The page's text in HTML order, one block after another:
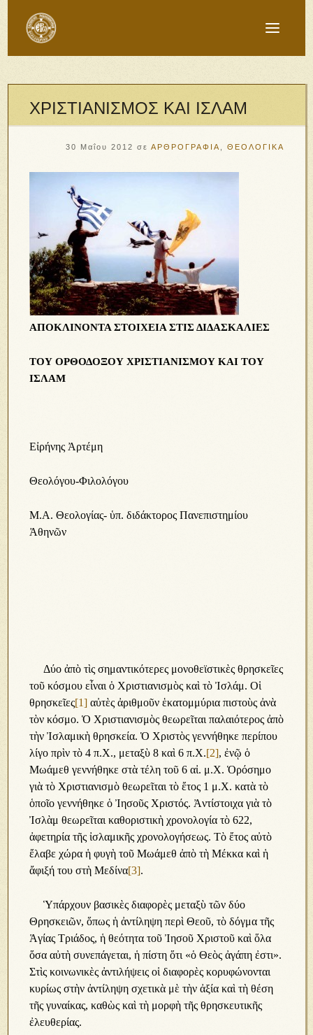
ΧΡΙΣΤΙΑΝΙΣΜΟΣ ΚΑΙ ΙΣΛΑΜ
30 Μαΐου 2012 σε ΑΡΘΡΟΓΡΑΦΙΑ ΘΕΟΛΟΓΙΚΑ
ΑΠΟΚΛΙΝΟΝΤΑ ΣΤΟΙΧΕΙΑ ΣΤΙΣ ΔΙΔΑΣΚΑΛΙΕΣ
ΤΟΥ ΟΡΘΟΔΟΞΟΥ ΧΡΙΣΤΙΑΝΙΣΜΟΥ ΚΑΙ ΤΟΥ
ΙΣΛΑΜ
Εἰρήνης Ἀρτέμη
Θεολόγου-Φιλολόγου
Μ.Α. Θεολογίας- ὑπ. διδάκτορος Πανεπιστημίου
Ἀθηνῶν
Δύο ἀπὸ τὶς σημαντικότερες μονοθεϊστικὲς θρησκεῖες
τοῦ κόσμου εἶναι ὁ Χριστιανισμὸς καὶ τὸ Ἰσλάμ. Οἱ
θρησκεῖες[1] αὐτὲς ἀριθμοῦν ἑκατομμύρια πιστοὺς ἀνὰ
τὸν κόσμο. Ὁ Χριστιανισμὸς θεωρεῖται παλαιότερος ἀπὸ
τὴν Ἰσλαμικὴ θρησκεία. Ὁ Χριστὸς γεννήθηκε περίπου
λίγο πρὶν τὸ 4 π.Χ., μεταξὺ 8 καὶ 6 π.Χ.[2], ἐνῷ ὁ
Μωάμεθ γεννήθηκε στὰ τέλη τοῦ 6 αἰ. μ.Χ. Ὁρόσημο
γιὰ τὸ Χριστιανισμὸ θεωρεῖται τὸ ἔτος 1 μ.Χ. κατὰ τὸ
ὁποῖο γεννήθηκε ὁ Ἰησοῦς Χριστός. Ἀντίστοιχα γιὰ τὸ
Ἰσλὰμ θεωρεῖται καθοριστικὴ χρονολογία τὸ 622,
ἀφετηρία τῆς ἰσλαμικῆς χρονολογήσεως. Τὸ ἔτος αὐτὸ
ἔλαβε χώρα ἡ φυγὴ τοῦ Μωάμεθ ἀπὸ τὴ Μέκκα καὶ ἡ
ἄφιξή του στὴ Μεδίνα[3].
Ὑπάρχουν βασικὲς διαφορὲς μεταξὺ τῶν δύο
Θρησκειῶν, ὅπως ἡ ἀντίληψη περὶ Θεοῦ, τὸ δόγμα τῆς
Ἁγίας Τριάδος, ἡ θεότητα τοῦ Ἰησοῦ Χριστοῦ καὶ ὅλα
ὅσα αὐτὴ συνεπάγεται, ἡ πίστη ὅτι «ὁ Θεὸς ἀγάπη ἐστι».
Στὶς κοινωνικὲς ἀντιλήψεις οἱ διαφορὲς κορυφώνονται
κυρίως στὴν ἀντίληψη σχετικὰ μὲ τὴν ἀξία καὶ τὴ θέση
τῆς γυναίκας, καθὼς καὶ τὴ μορφὴ τῆς θρησκευτικῆς
ἐλευθερίας.